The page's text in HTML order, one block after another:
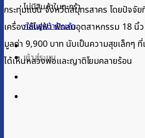
ไม่มีสินค้าในตะกร้า
กลับสู่หน้าร้านค้า
เข้าสู่ระบบ
กระทุ่มแบน จังหวัดสมุทรสาคร โดยปัจจั
เครื่องใช้ไฟฟ้า พัดลมอุตสาหกรรม 18 นิ้
มูลค่า 9,900 บาท นับเป็นความสุขเล็กๆ ที่
ได้เห็นหลวงพ่อและญาติโยมคลายร้อน